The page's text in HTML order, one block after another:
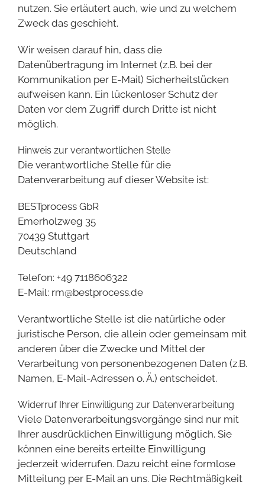
nutzen. Sie erläutert auch, wie und zu welchem
Zweck das geschieht.
Wir weisen darauf hin, dass die
Datenübertragung im Internet (z.B. bei der
Kommunikation per E-Mail) Sicherheitslücken
aufweisen kann. Ein lückenloser Schutz der
Daten vor dem Zugriff durch Dritte ist nicht
möglich.
Hinweis zur verantwortlichen Stelle
Die verantwortliche Stelle für die
Datenverarbeitung auf dieser Website ist:
BESTprocess GbR
Emerholzweg 35
70439 Stuttgart
Deutschland
Telefon: +49 7118606322
E-Mail: rm@bestprocess.de
Verantwortliche Stelle ist die natürliche oder
juristische Person, die allein oder gemeinsam mit
anderen über die Zwecke und Mittel der
Verarbeitung von personenbezogenen Daten (z.B.
Namen, E-Mail-Adressen o. Ä.) entscheidet.
Widerruf Ihrer Einwilligung zur Datenverarbeitung
Viele Datenverarbeitungsvorgänge sind nur mit
Ihrer ausdrücklichen Einwilligung möglich. Sie
können eine bereits erteilte Einwilligung
jederzeit widerrufen. Dazu reicht eine formlose
Mitteilung per E-Mail an uns. Die Rechtmäßigkeit